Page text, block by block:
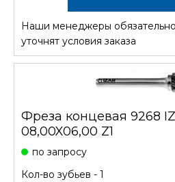
Наши менеджеры
уточнят условия заказа
Фреза концевая 9268
08,00X06,00 Z1
по запросу
Кол-во зубьев - 1